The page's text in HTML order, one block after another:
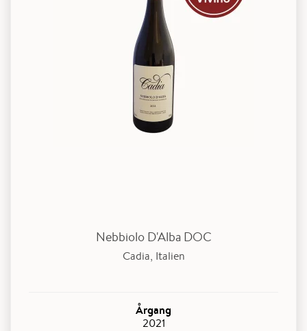
Nebbiolo D'Alba DOC
Cadia, Italien
Årgang
2021